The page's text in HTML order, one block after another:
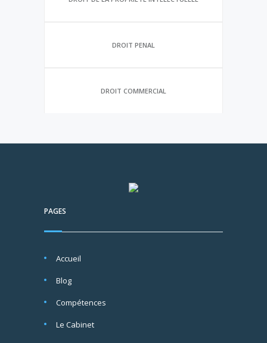
DROIT PENAL
DROIT COMMERCIAL
PAGES
Accueil
Blog
Compétences
Le Cabinet